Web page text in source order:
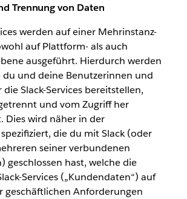
Trennung von Daten
werden auf einer Mehrinstanz-
auf Plattform- als auch
ausgeführt. Hierdurch werden
du und deine Benutzerinnen und
Slack-Services bereitstellen,
und vom Zugriff her
Dies wird näher in der
die du mit Slack (oder
seiner verbundenen
geschlossen hast, welche die
Services („Kundendaten“) auf
geschäftlichen Anforderungen